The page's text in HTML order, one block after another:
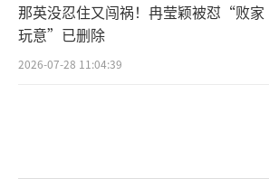
那英没忍住又闯祸！冉莹颖被怼“败家
玩意”已删除
2026-07-28 11:04:39